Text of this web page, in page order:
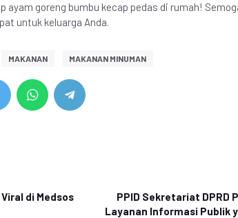
ayam goreng bumbu kecap pedas di rumah!
untuk keluarga Anda.
MAKANAN MAKANAN MINUMAN
di Medsos
PPID Sekretariat DPRD
Layanan Informasi Publik